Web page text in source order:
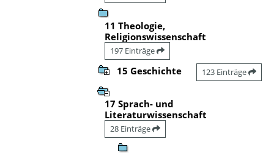
11 Theologie,
Religionswissenschaft
197 Einträge
15 Geschichte 123 Einträge
17 Sprach- und
Literaturwissenschaft
28 Einträge